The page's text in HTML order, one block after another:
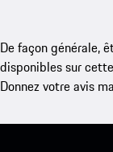
De façon générale,
disponibles sur
Donnez votre avis